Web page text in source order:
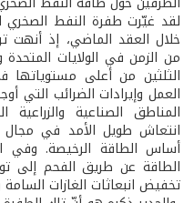
لقد غيّرت طفرة النفط الصخري
خلال العقد الماضي، إذ أنهت
من الزمن في الولايات
العمل وإيرادات الضرائب التي
المناطق الصناعية
انتعاش طويل الأمد في مجال
أساس الطاقة الرخيصة. وفي
الطاقة عن طريق الفحم إلى
تخفيض انبعاثات الغازات